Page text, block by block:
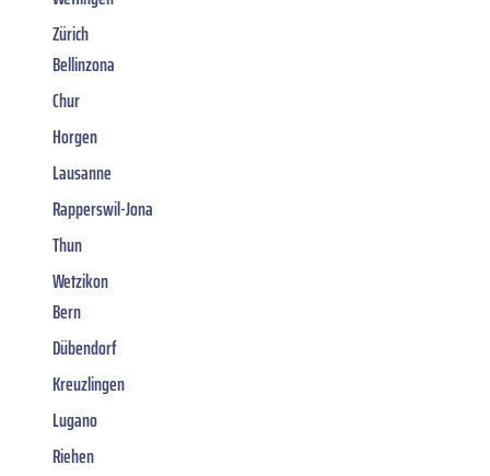
Zürich
Bellinzona
Chur
Horgen
Lausanne
Rapperswil-Jona
Thun
Wetzikon
Bern
Dübendorf
Kreuzlingen
Lugano
Riehen